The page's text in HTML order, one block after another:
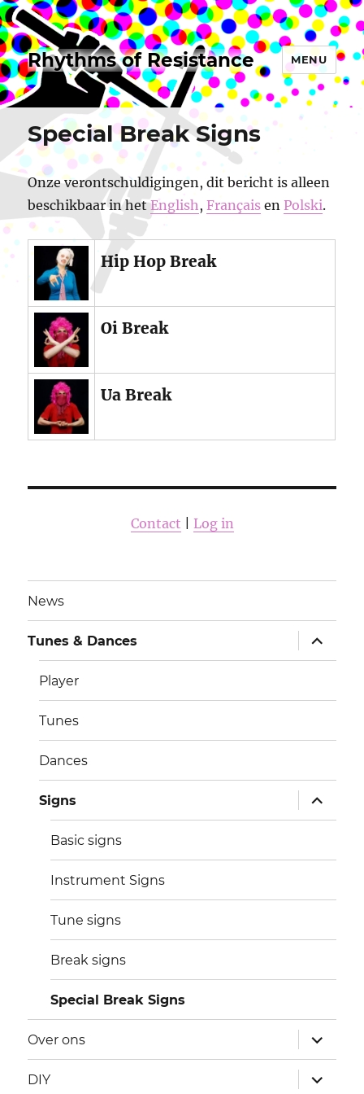
Rhythms of Resistance MENU
Special Break Signs
Onze verontschuldigingen, dit bericht is alleen
beschikbaar in hetEnglish,Français en Polski.
Hip Hop Break
Oi Break
Ua Break
Contact Log in
News
Tunes & Dances
Player
Tunes
Dances
Signs
Basic signs
Instrument Signs
Tune signs
Break signs
Special Break Signs
Over ons
DIY